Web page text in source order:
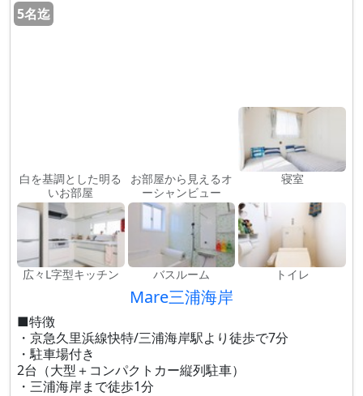
5名迄
白を基調とした明る
いお部屋
お部屋から見えるオ
ーシャンビュー
寝室
広々L字型キッチン バスルーム トイレ
Mare三浦海岸
■特徴
・京急久里浜線快特/三浦海岸駅より徒歩で7分
・駐車場付き
2台（大型＋コンパクトカー縦列駐車）
・三浦海岸まで徒歩1分